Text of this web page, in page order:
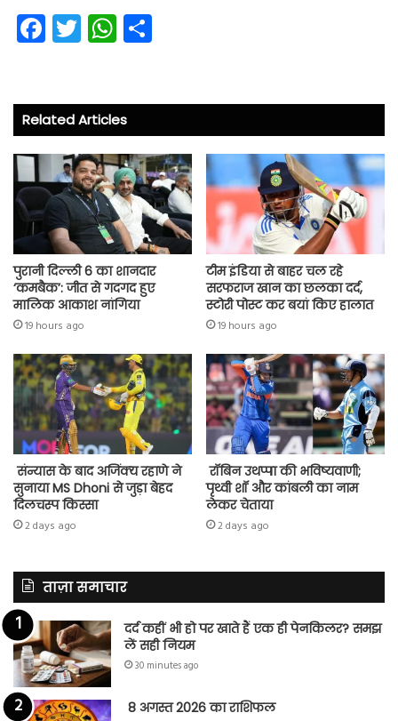
Fa
ce
o
ok
T
wi
er
W
ha
A
p
p
Related Articles
पुरानी दिल्ली 6 का शानदार
‘कमबैक’: जीत से गदगद हुए
मालिक आकाश नांगिया
19 hours ago
टीम इंडिया से बाहर चल रहे
सरफराज खान का छलका दर्द,
स्टोरी पोस्ट कर बयां किए हालात
19 hours ago
संन्यास के बाद अजिंक्‍य रहाणे ने
सुनाया MS Dhoni से जुड़ा बेहद
दिलचस्प किस्सा
2 days ago
रॉबिन उथप्पा की भविष्यवाणी;
पृथ्वी शॉ और कांबली का नाम
लेकर चेताया
2 days ago
ताज़ा समाचार
दर्द कहीं भी हो पर खाते हैं एक ही पेनकिलर? समझ
लें सही नियम
30 minutes ago
8 अगस्त 2026 का राशिफल